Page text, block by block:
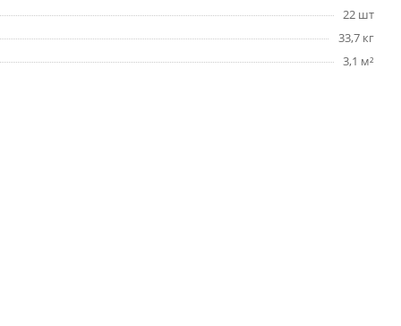
22 шт
33,7 кг
3,1 м²